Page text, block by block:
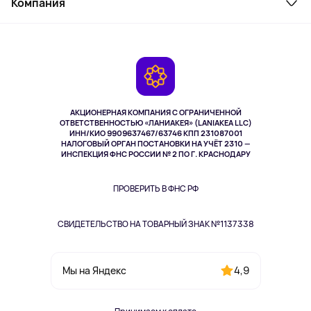
АКЦИОНЕРНАЯ КОМПАНИЯ С ОГРАНИЧЕННОЙ
ОТВЕТСТВЕННОСТЬЮ «ЛАНИАКЕЯ» (LANIAKEA LLC)
ИНН/КИО 9909637467/63746 КПП 231087001
НАЛОГОВЫЙ ОРГАН ПОСТАНОВКИ НА УЧЁТ 2310 —
ИНСПЕКЦИЯ ФНС РОССИИ № 2 ПО Г. КРАСНОДАРУ
ПРОВЕРИТЬ В ФНС РФ
СВИДЕТЕЛЬСТВО НА ТОВАРНЫЙ ЗНАК №1137338
Мы на Яндекс 4,9
Здоровье питомцев
Одежда и аксессуары
Как заказать